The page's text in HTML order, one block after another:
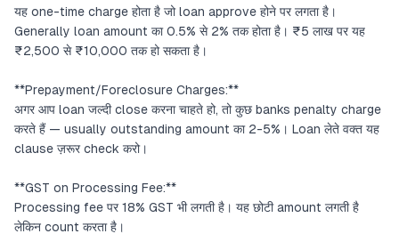
यह one-time charge होता है जो loan approve होने पर लगता है।
Generally loan amount का 0.5% से 2% तक होता है। ₹5 लाख पर यह
₹2,500 से ₹10,000 तक हो सकता है।
**Prepayment/Foreclosure Charges:**
अगर आप loan जल्दी close करना चाहते हो, तो कुछ banks penalty charge
करते हैं — usually outstanding amount का 2-5%। Loan लेते वक्त यह
clause ज़रूर check करो।
**GST on Processing Fee:**
Processing fee पर 18% GST भी लगती है। यह छोटी amount लगती है
लेकिन count करता है।